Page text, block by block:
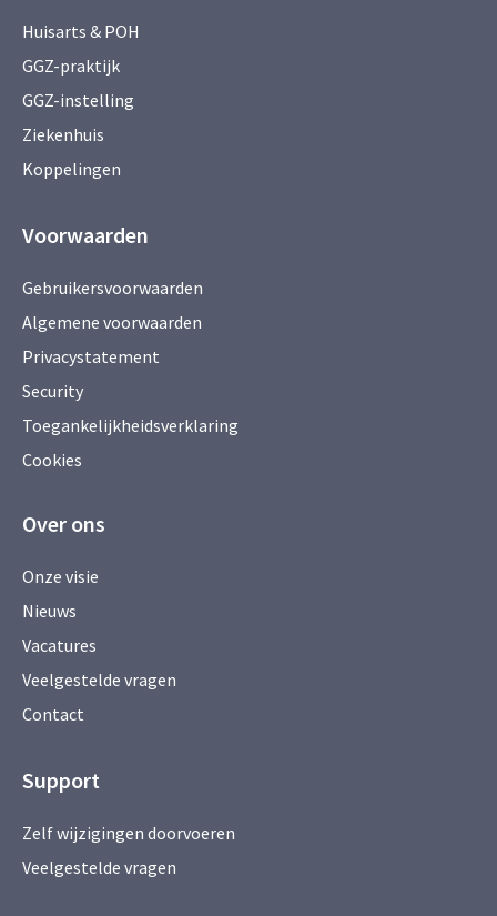
Huisarts & POH
GGZ-praktijk
GGZ-instelling
Ziekenhuis
Koppelingen
Voorwaarden
Gebruikersvoorwaarden
Algemene voorwaarden
Privacystatement
Security
Toegankelijkheidsverklaring
Cookies
Over ons
Onze visie
Nieuws
Vacatures
Veelgestelde vragen
Contact
Support
Zelf wijzigingen doorvoeren
Veelgestelde vragen